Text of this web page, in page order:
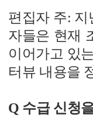
편집자 주:
자들은 현재
이어가고 있
터뷰 내용을
Q 수급 신청